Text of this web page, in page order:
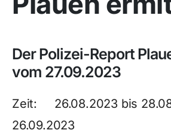
Der Polizei-Report
vom 27.09.2023
Zeit: 26.08.2023 bis
26.09.2023